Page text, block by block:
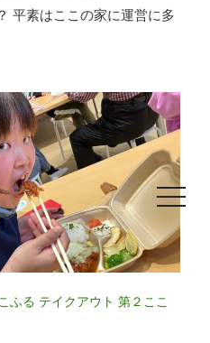
toggle
平素はここの家に運営に多
ふる テイクアウト 第２ここ